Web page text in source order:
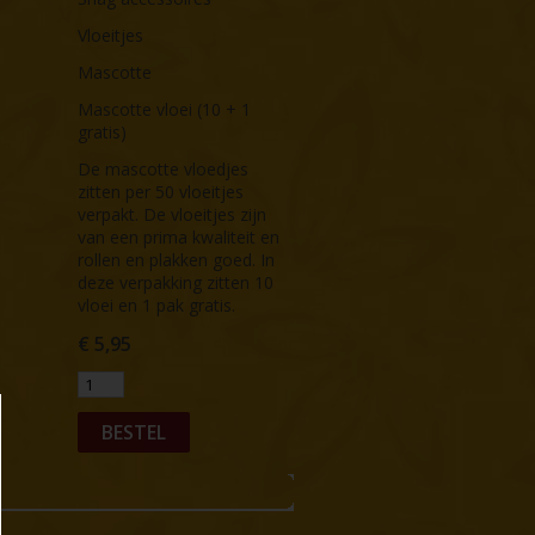
Vloeitjes
Mascotte
Mascotte vloei (10 + 1
gratis)
De mascotte vloedjes
zitten per 50 vloeitjes
verpakt. De vloeitjes zijn
van een prima kwaliteit en
rollen en plakken goed. In
deze verpakking zitten 10
vloei en 1 pak gratis.
€ 5,95
BESTEL